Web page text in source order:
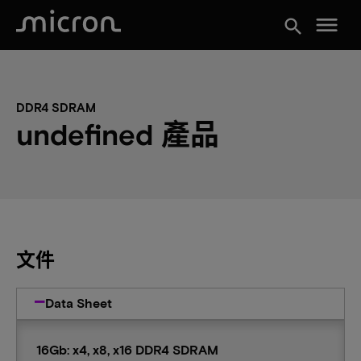
search menu
DDR4 SDRAM
undefined 產品
文件
Data Sheet
16Gb: x4, x8, x16 DDR4 SDRAM